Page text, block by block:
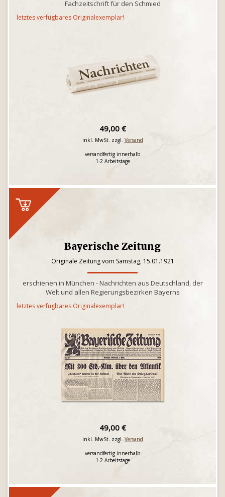
Fachzeitschrift für den Schmied
letztes verfügbares Originalexemplar!
49,00 €
inkl. MwSt. zzgl. Versand
versandfertig innerhalb
1-2 Arbeitstage
Bayerische Zeitung
Originale Zeitung vom Samstag, 15.01.1921
erschienen in München - Nachrichten aus Deutschland, der
Welt und allen Regierungsbezirken Bayerns
letztes verfügbares Originalexemplar!
49,00 €
inkl. MwSt. zzgl. Versand
versandfertig innerhalb
1-2 Arbeitstage